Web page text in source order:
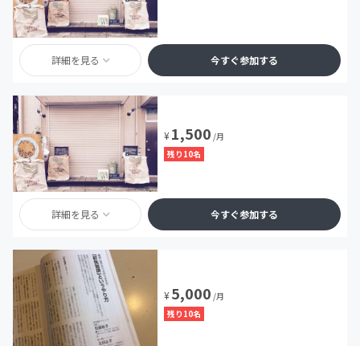
詳細を見る 今すぐ参加する
¥1,500 /月
残り10名
詳細を見る 今すぐ参加する
¥5,000 /月
残り10名